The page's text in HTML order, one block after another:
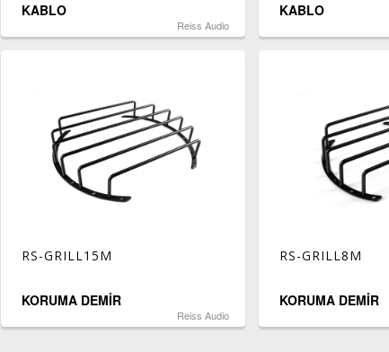
KABLO
Reiss Audio
KABLO
RS-GRILL15M
KORUMA DEMİR
Reiss Audio
RS-GRILL8M
KORUMA DEMİR